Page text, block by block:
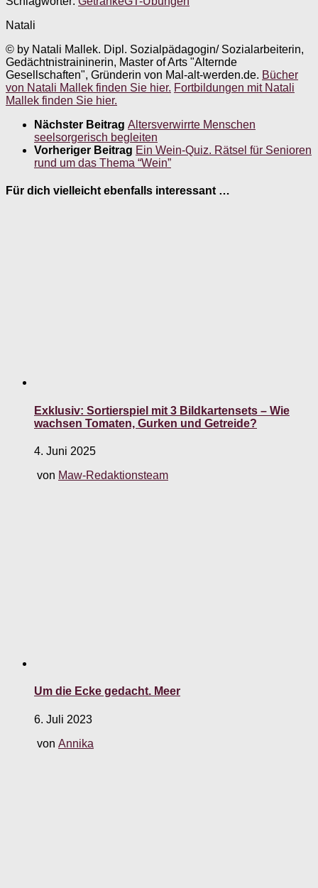
Natali
© by Natali Mallek. Dipl. Sozialpädagogin/ Sozialarbeiterin,
Gedächtnistraininerin, Master of Arts "Alternde
Gesellschaften", Gründerin von Mal-alt-werden.de. Bücher
von Natali Mallek finden Sie hier. Fortbildungen mit Natali
Mallek finden Sie hier.
Nächster Beitrag Altersverwirrte Menschen
seelsorgerisch begleiten
Vorheriger Beitrag Ein Wein-Quiz. Rätsel für Senioren
rund um das Thema “Wein”
Für dich vielleicht ebenfalls interessant …
Exklusiv: Sortierspiel mit 3 Bildkartensets – Wie
wachsen Tomaten, Gurken und Getreide?
4. Juni 2025
von Maw-Redaktionsteam
Um die Ecke gedacht. Meer
6. Juli 2023
von Annika